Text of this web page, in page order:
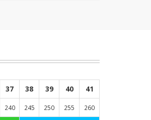
37 38 39 40 41
240 245 250 255 260